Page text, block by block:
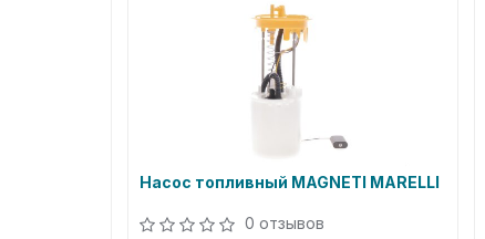
Насос топливный MAGNETI MARELLI
0 отзывов